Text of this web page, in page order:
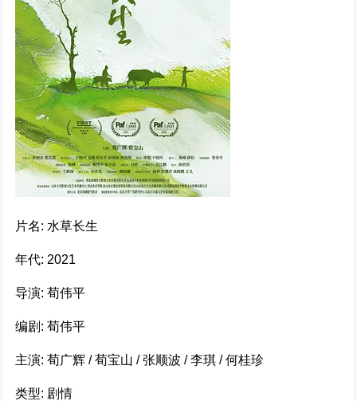
629024次播放
怒火蔓延
584596次播放
国色芳华 (2025)
583408次播放
还是觉得你最好 (2022)
277135次播放
片名: 水草长生
年代: 2021
导演: 荀伟平
编剧: 荀伟平
主演: 荀广辉 / 荀宝山 / 张顺波 / 李琪 / 何桂珍
类型: 剧情